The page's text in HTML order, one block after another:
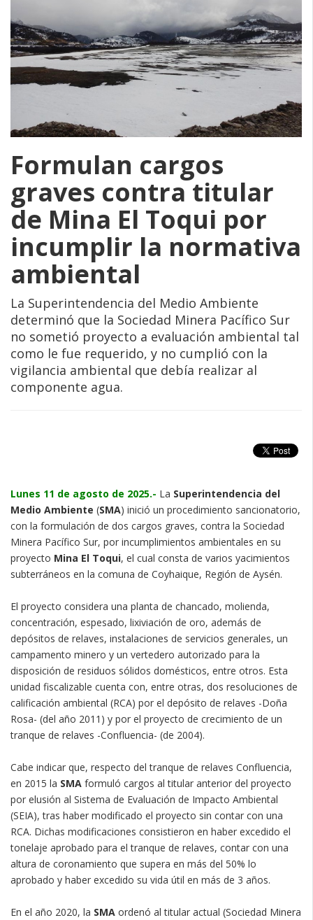
Formulan cargos
graves contra titular
de Mina El Toqui por
incumplir la normativa
ambiental
La Superintendencia del Medio Ambiente
determinó que la Sociedad Minera Pacífico Sur
no sometió proyecto a evaluación ambiental tal
como le fue requerido, y no cumplió con la
vigilancia ambiental que debía realizar al
componente agua.
Lunes 11 de agosto de 2025.- La Superintendencia del
Medio Ambiente (SMA) inició un procedimiento sancionatorio,
con la formulación de dos cargos graves, contra la Sociedad
Minera Pacífico Sur, por incumplimientos ambientales en su
proyecto Mina El Toqui, el cual consta de varios yacimientos
subterráneos en la comuna de Coyhaique, Región de Aysén.
El proyecto considera una planta de chancado, molienda,
concentración, espesado, lixiviación de oro, además de
depósitos de relaves, instalaciones de servicios generales, un
campamento minero y un vertedero autorizado para la
disposición de residuos sólidos domésticos, entre otros. Esta
unidad fiscalizable cuenta con, entre otras, dos resoluciones de
calificación ambiental (RCA) por el depósito de relaves -Doña
Rosa- (del año 2011) y por el proyecto de crecimiento de un
tranque de relaves -Confluencia- (de 2004).
Cabe indicar que, respecto del tranque de relaves Confluencia,
en 2015 la SMA formuló cargos al titular anterior del proyecto
por elusión al Sistema de Evaluación de Impacto Ambiental
(SEIA), tras haber modificado el proyecto sin contar con una
RCA. Dichas modificaciones consistieron en haber excedido el
tonelaje aprobado para el tranque de relaves, contar con una
altura de coronamiento que supera en más del 50% lo
aprobado y haber excedido su vida útil en más de 3 años.
En el año 2020, la SMA ordenó al titular actual (Sociedad Minera